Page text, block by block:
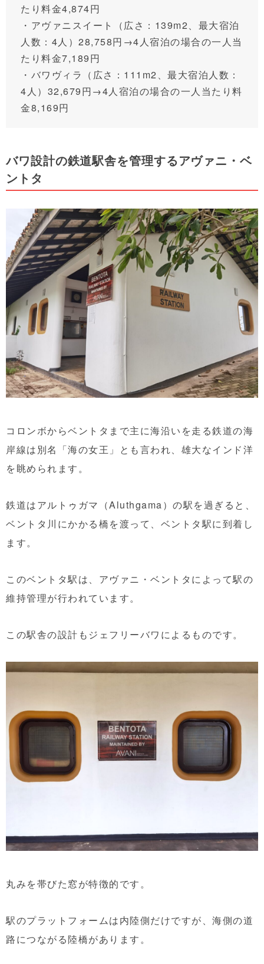
たり料金4,874円
・アヴァニスイート（広さ：139m2、最大宿泊
人数：4人）28,758円→4人宿泊の場合の一人当
たり料金7,189円
・バワヴィラ（広さ：111m2 、最大宿泊人数：
4人）32,679円→4人宿泊の場合の一人当たり料
金8,169円
バワ設計の鉄道駅舎を管理するアヴァニ・ベ
ントタ
コロンボからベントタまで主に海沿いを走る鉄道の海
岸線は別名「海の女王」とも言われ、雄大なインド洋
を眺められます。
鉄道はアルトゥガマ（Aluthgama）の駅を過ぎると、
ベントタ川にかかる橋を渡って、ベントタ駅に到着し
ます。
このベントタ駅は、アヴァニ・ベントタによって駅の
維持管理が行われています。
この駅舎の設計もジェフリーバワによるものです。
丸みを帯びた窓が特徴的です。
駅のプラットフォームは内陸側だけですが、海側の道
路につながる陸橋があります。